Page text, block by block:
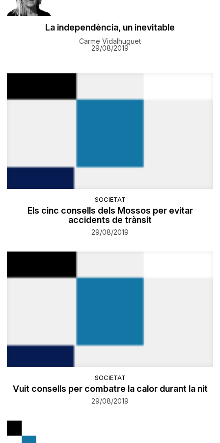
La independència, un inevitable
Carme Vidalhuguet
29/08/2019
SOCIETAT
Els cinc consells dels Mossos per evitar
accidents de trànsit
29/08/2019
SOCIETAT
Vuit consells per combatre la calor durant la nit
29/08/2019